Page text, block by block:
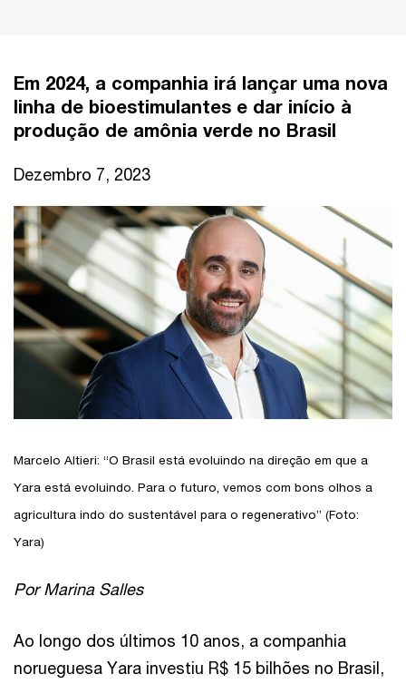
Em 2024, a companhia irá lançar uma nova
linha de bioestimulantes e dar início à
produção de amônia verde no Brasil
Dezembro 7, 2023
Marcelo Altieri: “O Brasil está evoluindo na direção em que a
Yara está evoluindo. Para o futuro, vemos com bons olhos a
agricultura indo do sustentável para o regenerativo” (Foto:
Yara)
Por Marina Salles
Ao longo dos últimos 10 anos, a companhia
norueguesa Yara investiu R$ 15 bilhões no Brasil,